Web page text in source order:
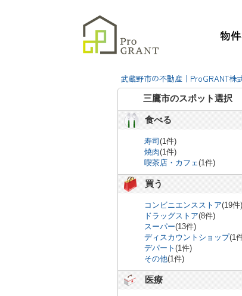
物
武蔵野市の不動産｜ProGRANT株
三鷹市のスポット選択
食べる
寿司 (1件)
焼肉(1件)
喫茶店・カフェ(1件)
買う
コンビニエンスストア(19件)
ドラッグストア(8件)
スーパー(13件)
ディスカウントショップ(1
デパート (1件)
その他(1件)
医療